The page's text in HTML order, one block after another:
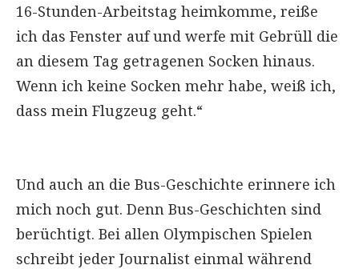
16-Stunden-Arbeitstag heimkomme, reiße
ich das Fenster auf und werfe mit Gebrüll die
an diesem Tag getragenen Socken hinaus.
Wenn ich keine Socken mehr habe, weiß ich,
dass mein Flugzeug geht.“
Und auch an die Bus-Geschichte erinnere ich
mich noch gut. Denn Bus-Geschichten sind
berüchtigt. Bei allen Olympischen Spielen
schreibt jeder Journalist einmal während